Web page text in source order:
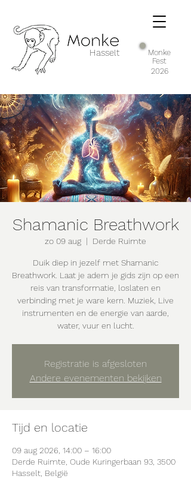
Hasselt
Monke
Fest
2026
Shamanic Breathwork
zo 09 aug
  |
Derde Ruimte
Duik diep in jezelf met Shamanic
Breathwork. Laat je adem je gids zijn op een
reis van transformatie, loslaten en
verbinding met je ware kern. Muziek, Live
instrumenten en de energie van aarde,
water, vuur en lucht.
Registratie is afgesloten
Andere evenementen bekijken
Tijd en locatie
09 aug 2026, 14:00 – 16:00
Derde Ruimte, Oude Kuringerbaan 93, 3500
Hasselt, België